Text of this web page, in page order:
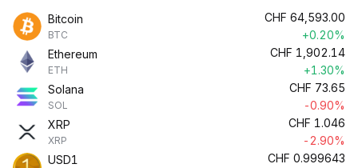
Bitcoin
BTC
CHF 64,593.00
+0.20%
Ethereum
ETH
CHF 1,902.14
+1.30%
Solana
SOL
CHF 73.65
-0.90%
XRP
XRP
CHF 1.046
-2.90%
USD1
CHF 0.999643